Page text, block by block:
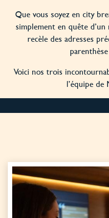
Que vous soyez en city
simplement en quête
recèle des adresses
Voici nos trois
l’équipe de